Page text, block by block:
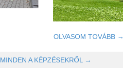
OLVASOM TOVÁBB →
MINDEN A KÉPZÉSEKRŐL →